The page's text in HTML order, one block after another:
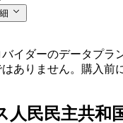
バイダーのデータプラ
はありません。購入前
人民民主共和